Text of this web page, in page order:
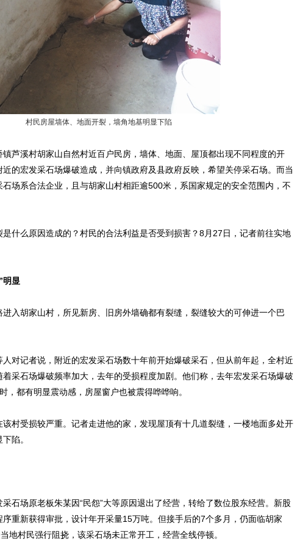
村民房屋墙体、地面开裂，墙角地基明显下陷
溪村胡家山自然村近百户民房，墙体、地面、屋顶都出现不同程度的开
的宏发采石场爆破造成，并向镇政府及县政府反映，希望关停采石场。而当
场系合法企业，且与胡家山村相距逾500米，系国家规定的安全范围内，不
么原因造成的？村民的合法利益是否受到损害？8月27日，记者前往实地
明显
胡家山村，所见新房、旧房外墙确都有裂缝，裂缝较大的可伸进一个巴
记者说，附近的宏发采石场数十年前开始爆破采石，但从前年起，全村近
采石场爆破频率加大，去年的受损程度加剧。他们称，去年宏发采石场爆破
，都有明显震动感，房屋窗户也被震得哗哗响。
受损较严重。记者走进他的家，发现屋顶有十几道裂缝，一楼地面多处开
陷。
场原老板朱某因“民怨”大等原因退出了经营，转给了数位股东经营。新股
重新获得审批，设计年开采量15万吨。但接手后的7个多月，仍面临胡家
地村民强行阻挠，该采石场未正常开工，经营全线停顿。